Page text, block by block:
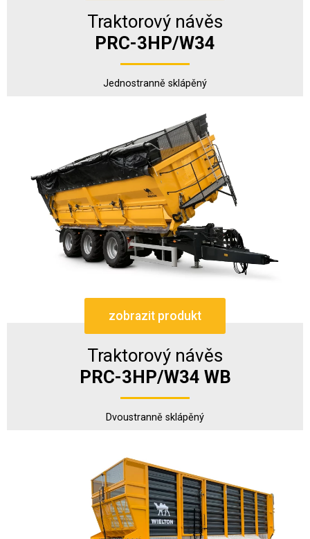
Traktorový návěs
PRC-3HP/W34
Jednostranně sklápěný
zobrazit produkt
Traktorový návěs
PRC-3HP/W34 WB
Dvoustranně sklápěný